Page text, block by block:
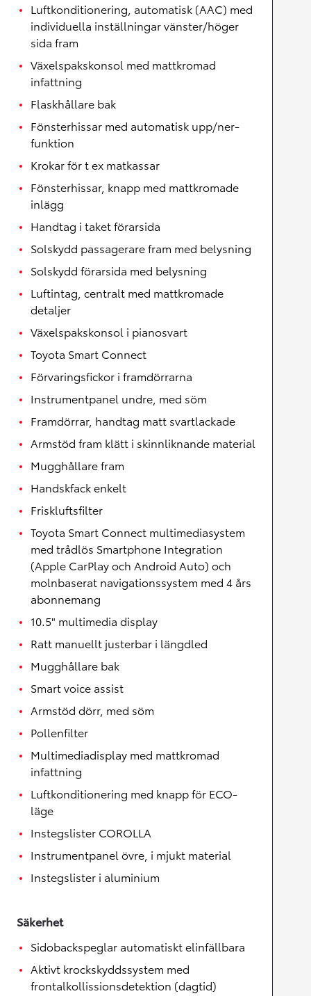
Luftkonditionering, automatisk (AAC) med
individuella inställningar vänster/höger
sida fram
Växelspakskonsol med mattkromad
infattning
Flaskhållare bak
Fönsterhissar med automatisk upp/ner-
funktion
Krokar för t ex matkassar
Fönsterhissar, knapp med mattkromade
inlägg
Handtag i taket förarsida
Solskydd passagerare fram med belysning
Solskydd förarsida med belysning
Luftintag, centralt med mattkromade
detaljer
Växelspakskonsol i pianosvart
Toyota Smart Connect
Förvaringsfickor i framdörrarna
Instrumentpanel undre, med söm
Framdörrar, handtag matt svartlackade
Armstöd fram klätt i skinnliknande material
Mugghållare fram
Handskfack enkelt
Friskluftsfilter
Toyota Smart Connect multimediasystem
med trådlös Smartphone Integration
(Apple CarPlay och Android Auto) och
molnbaserat navigationssystem med 4 års
abonnemang
10.5" multimedia display
Ratt manuellt justerbar i längdled
Mugghållare bak
Smart voice assist
Armstöd dörr, med söm
Pollenfilter
Multimediadisplay med mattkromad
infattning
Luftkonditionering med knapp för ECO-
läge
Instegslister COROLLA
Instrumentpanel övre, i mjukt material
Instegslister i aluminium
Säkerhet
Sidobackspeglar automatiskt elinfällbara
Aktivt krockskyddssystem med
frontalkollissionsdetektion (dagtid)